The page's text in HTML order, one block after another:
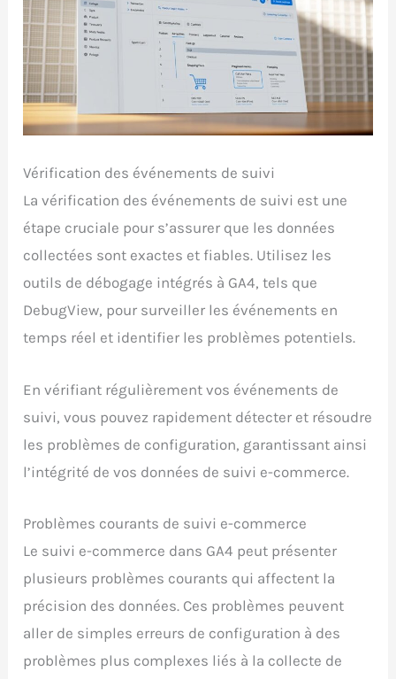
Vérification des événements de suivi
La vérification des événements de suivi est une
étape cruciale pour s’assurer que les données
collectées sont exactes et fiables. Utilisez les
outils de débogage intégrés à GA4, tels que
DebugView, pour surveiller les événements en
temps réel et identifier les problèmes potentiels.
En vérifiant régulièrement vos événements de
suivi, vous pouvez rapidement détecter et résoudre
les problèmes de configuration, garantissant ainsi
l’intégrité de vos données de suivi e-commerce.
Problèmes courants de suivi e-commerce
Le suivi e-commerce dans GA4 peut présenter
plusieurs problèmes courants qui affectent la
précision des données. Ces problèmes peuvent
aller de simples erreurs de configuration à des
problèmes plus complexes liés à la collecte de